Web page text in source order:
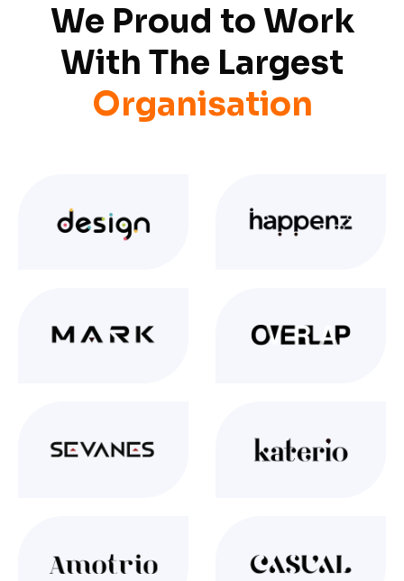
We Proud to Work
With The Largest
Organisation